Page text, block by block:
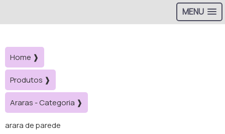
MENU
Home ❱
Produtos ❱
Araras - Categoria ❱
arara de parede